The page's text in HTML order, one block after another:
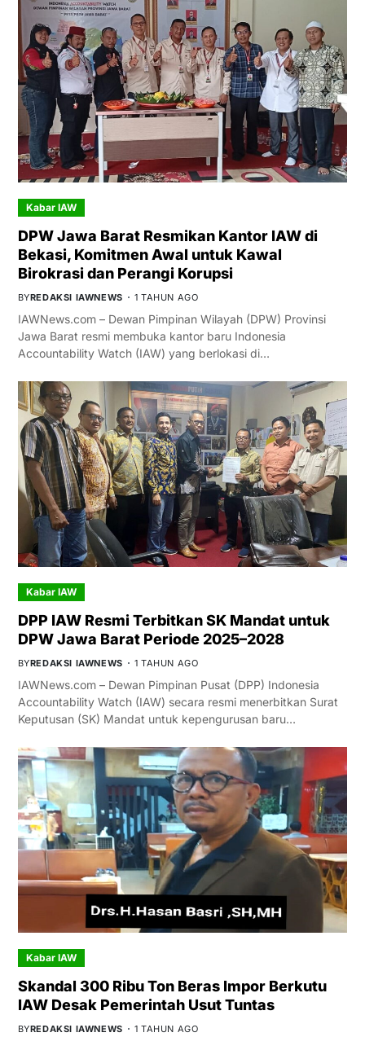
Kabar IAW
DPW Jawa Barat Resmikan Kantor IAW di
Bekasi, Komitmen Awal untuk Kawal
Birokrasi dan Perangi Korupsi
BYREDAKSI IAWNEWS 1 TAHUN AGO
IAWNews.com – Dewan Pimpinan Wilayah (DPW) Provinsi
Jawa Barat resmi membuka kantor baru Indonesia
Accountability Watch (IAW) yang berlokasi di…
Kabar IAW
DPP IAW Resmi Terbitkan SK Mandat untuk
DPW Jawa Barat Periode 2025–2028
BYREDAKSI IAWNEWS 1 TAHUN AGO
IAWNews.com – Dewan Pimpinan Pusat (DPP) Indonesia
Accountability Watch (IAW) secara resmi menerbitkan Surat
Keputusan (SK) Mandat untuk kepengurusan baru…
Kabar IAW
Skandal 300 Ribu Ton Beras Impor Berkutu
IAW Desak Pemerintah Usut Tuntas
BYREDAKSI IAWNEWS 1 TAHUN AGO